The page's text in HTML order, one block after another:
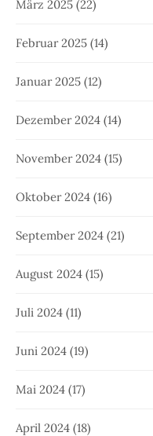
März 2025 (22)
Februar 2025 (14)
Januar 2025 (12)
Dezember 2024 (14)
November 2024 (15)
Oktober 2024 (16)
September 2024 (21)
August 2024 (15)
Juli 2024 (11)
Juni 2024 (19)
Mai 2024 (17)
April 2024 (18)